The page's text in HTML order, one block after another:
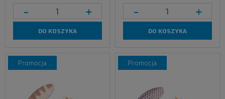
- +
DO KOSZYKA
- +
DO KOSZYKA
promocja promocja